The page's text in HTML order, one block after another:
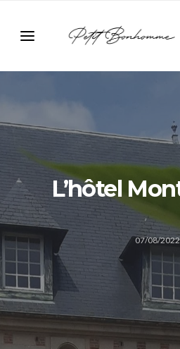
L’hôtel
07/08/2022